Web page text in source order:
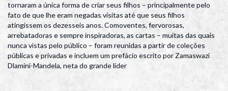
tornaram a única forma de criar seus filhos – principalmente pelo
fato de que lhe eram negadas visitas até que seus filhos
atingissem os dezesseis anos. Comoventes, fervorosas,
arrebatadoras e sempre inspiradoras, as cartas – muitas das quais
nunca vistas pelo público – foram reunidas a partir de coleções
públicas e privadas e incluem um prefácio escrito por Zamaswazi
Dlamini-Mandela, neta do grande líder